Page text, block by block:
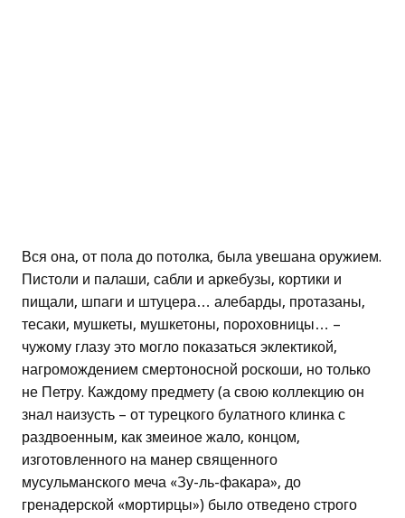
Вся она, от пола до потолка, была увешана оружием.
Пистоли и палаши, сабли и аркебузы, кортики и
пищали, шпаги и штуцера… алебарды, протазаны,
тесаки, мушкеты, мушкетоны, пороховницы… –
чужому глазу это могло показаться эклектикой,
нагромождением смертоносной роскоши, но только
не Петру. Каждому предмету (а свою коллекцию он
знал наизусть – от турецкого булатного клинка с
раздвоенным, как змеиное жало, концом,
изготовленного на манер священного
мусульманского меча «Зу-ль-факара», до
гренадерской «мортирцы») было отведено строго